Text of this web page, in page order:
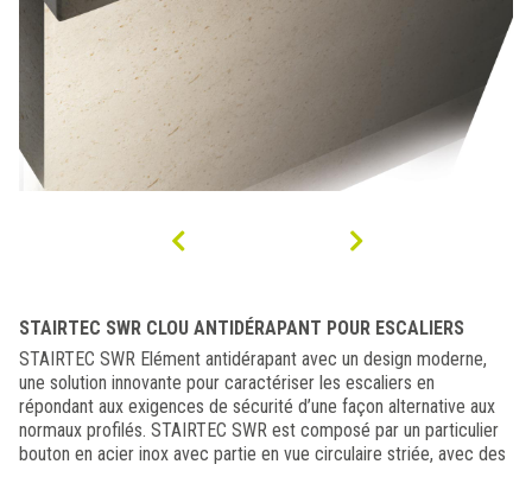
STAIRTEC SWR CLOU ANTIDÉRAPANT POUR ESCALIERS
STAIRTEC SWR Elément antidérapant avec un design moderne,
une solution innovante pour caractériser les escaliers en
répondant aux exigences de sécurité d’une façon alternative aux
normaux profilés. STAIRTEC SWR est composé par un particulier
bouton en acier inox avec partie en vue circulaire striée, avec des